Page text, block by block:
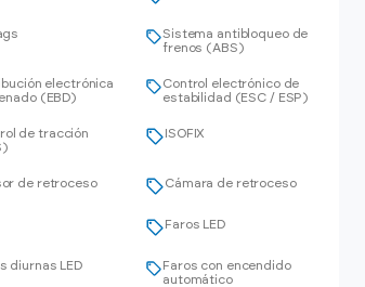
Sistema antibloqueo de
frenos (ABS)
electrónica
(EBD)
Control electrónico de
estabilidad (ESC / ESP)
de tracción
ISOFIX
de retroceso Cámara de retroceso
Faros LED
diurnas LED
Faros con encendido
automático